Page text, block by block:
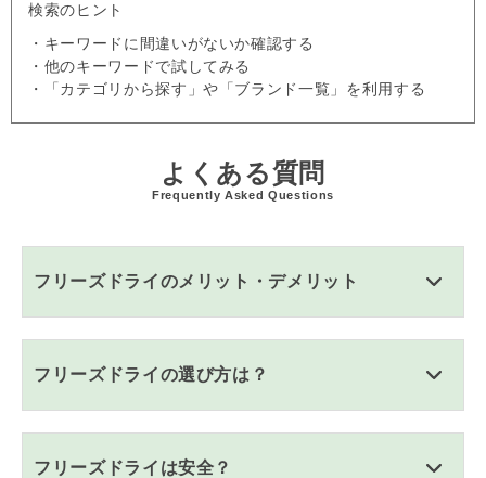
検索のヒント
・キーワードに間違いがないか確認する
・他のキーワードで試してみる
・「カテゴリから探す」や「ブランド一覧」を利用する
よくある質問
Frequently Asked Questions
フリーズドライのメリット・デメリット
フリーズドライの選び方は？
フリーズドライは安全？